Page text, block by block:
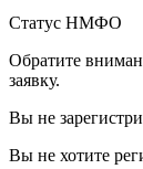
Статус НМФО
Обратите
заявку.
Вы не
Вы не хотите